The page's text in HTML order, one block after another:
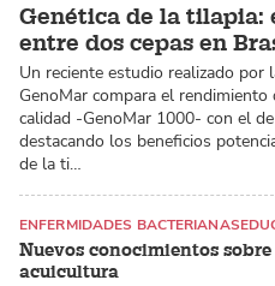
Genética de la tilapia:
entre dos cepas en
Un reciente estudio realizado por
GenoMar compara el
calidad -GenoMar 1000- con el
destacando los beneficios
de la ti…
Nuevos conocimientos
acuicultura
ENFERMIDADES BACTERIANAS